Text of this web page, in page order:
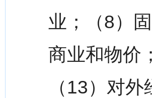
业；（8）
商业和物价
（13）对